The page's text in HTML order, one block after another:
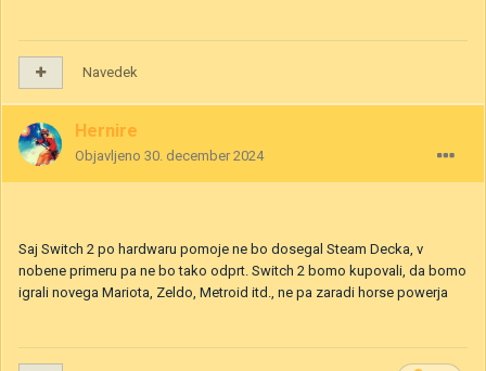
Navedek
Hernire
Objavljeno 30. december 2024
Saj Switch 2 po hardwaru pomoje ne bo dosegal Steam Decka, v
nobene primeru pa ne bo tako odprt. Switch 2 bomo kupovali, da bomo
igrali novega Mariota, Zeldo, Metroid itd., ne pa zaradi horse powerja